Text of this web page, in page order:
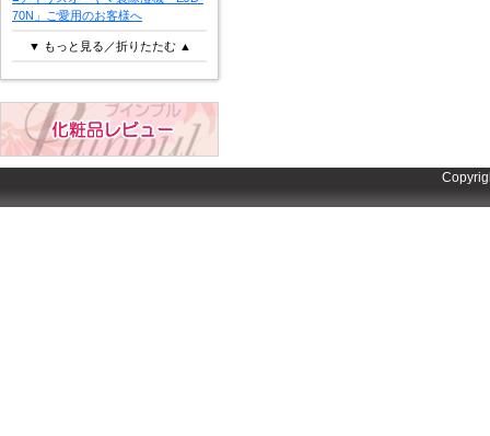
70N」ご愛用のお客様へ
▼ もっと見る／折りたたむ ▲